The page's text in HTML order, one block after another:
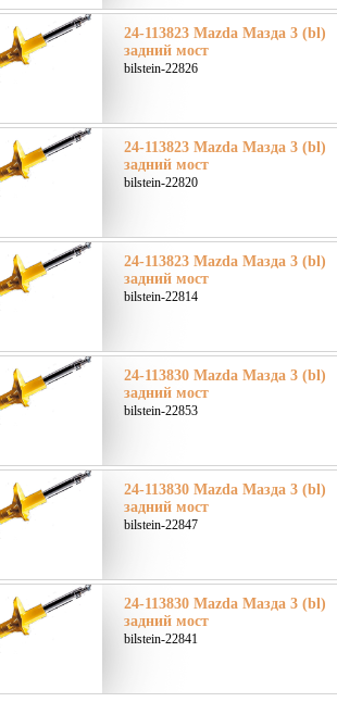
24-113823 Mazda Мазда 3 (bl)
задний мост
bilstein-22826
24-113823 Mazda Мазда 3 (bl)
задний мост
bilstein-22820
24-113823 Mazda Мазда 3 (bl)
задний мост
bilstein-22814
24-113830 Mazda Мазда 3 (bl)
задний мост
bilstein-22853
24-113830 Mazda Мазда 3 (bl)
задний мост
bilstein-22847
24-113830 Mazda Мазда 3 (bl)
задний мост
bilstein-22841